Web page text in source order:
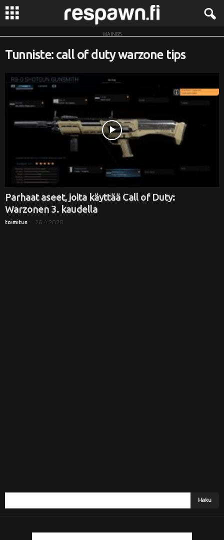
R
MAINOS
Tunniste: call of duty warzone tips
Parhaat aseet, joita käyttää Call of Duty:
Warzonen 3. kaudella
toimitus - 26.4.2020